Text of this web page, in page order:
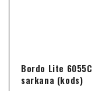
Bordo Lite
sarkana (kods)